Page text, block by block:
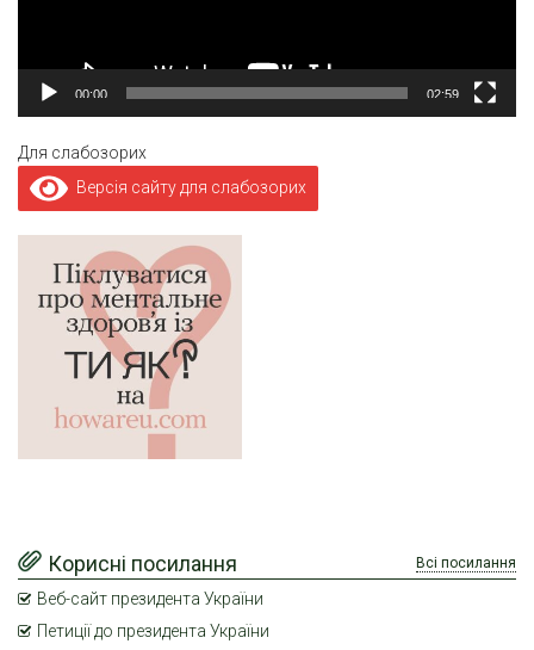
00:00 02:59
Для слабозорих
Версія сайту для слабозорих
Корисні посилання Всі посилання
Веб-сайт президента України
Петиції до президента України